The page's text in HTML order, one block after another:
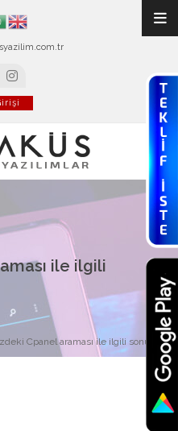
ile ilgili
Cpanel araması ile ilgili sonuçlar